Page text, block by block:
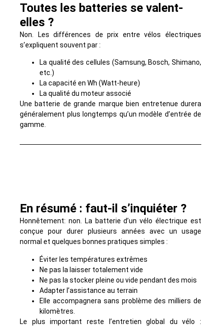
Toutes les batteries se valent-
elles ?
Non. Les différences de prix entre vélos électriques
s’expliquent souvent par :
La qualité des cellules (Samsung, Bosch, Shimano,
etc.)
La capacité en Wh (Watt-heure)
La qualité du moteur associé
Une batterie de grande marque bien entretenue durera
généralement plus longtemps qu’un modèle d’entrée de
gamme.
En résumé : faut-il s’inquiéter ?
Honnêtement: non. La batterie d’un vélo électrique est
conçue pour durer plusieurs années avec un usage
normal et quelques bonnes pratiques simples :
Éviter les températures extrêmes
Ne pas la laisser totalement vide
Ne pas la stocker pleine ou vide pendant des mois
Adapter l’assistance au terrain
Elle accompagnera sans problème des milliers de
kilomètres.
Le plus important reste l’entretien global du vélo :